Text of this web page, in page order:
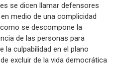
se dicen llamar defensores
medio de una complicidad
se descompone la
de las personas para
la culpabilidad en el plano
excluir de la vida democrática